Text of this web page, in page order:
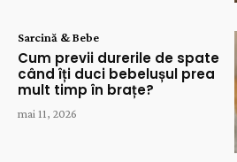
Sarcină & Bebe
Cum previi durerile de spate
când îți duci bebelușul prea
mult timp în brațe?
mai 11, 2026